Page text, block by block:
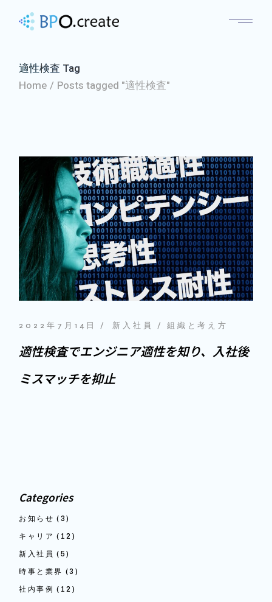
適性検査 Tag
Home
Posts tagged "適性検査"
2022年7月14日 新入社員 組織と考え方
適性検査でエンジニア適性を知り、入社後
ミスマッチを抑止
Categories
お知らせ (3)
キャリア (12)
新入社員 (5)
時事と業界 (3)
社内事例 (12)